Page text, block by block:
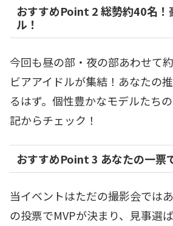
おすすめPoint 2総勢約40名！
ル！
今回も昼の部・夜の部あわせて
ビアアイドルが集結！あなたの
るはず。個性豊かなモデルたち
記からチェック！
おすすめPoint 3 あなたの一票
当イベントはただの撮影会では
の投票でMVPが決まり、見事選